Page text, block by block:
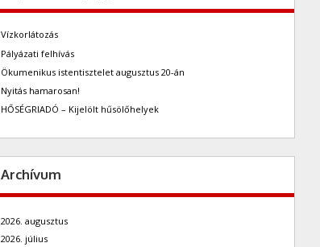
Vízkorlátozás
Pályázati felhívás
Ökumenikus istentisztelet augusztus 20-án
Nyitás hamarosan!
HŐSÉGRIADÓ – Kijelölt hűsölőhelyek
Archívum
2026. augusztus
2026. július